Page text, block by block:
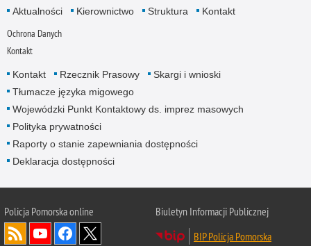
Aktualności Kierownictwo Struktura Kontakt
Ochrona Danych
Kontakt
Kontakt Rzecznik Prasowy
Skargi i wnioski
Tłumacze języka migowego
Wojewódzki Punkt Kontaktowy ds. imprez masowych
Polityka prywatności
Raporty o stanie zapewniania dostępności
Deklaracja dostępności
Policja Pomorska online
Biuletyn Informacji Publicznej
BIP Policja Pomorska